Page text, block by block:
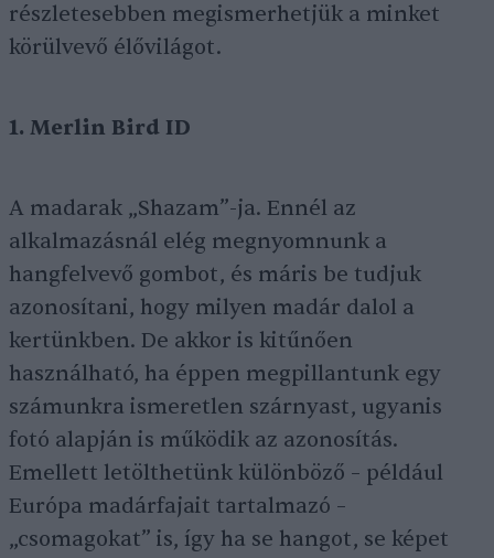
részletesebben megismerhetjük a minket
körülvevő élővilágot.
1. Merlin Bird ID
A madarak „Shazam”-ja. Ennél az
alkalmazásnál elég megnyomnunk a
hangfelvevő gombot, és máris be tudjuk
azonosítani, hogy milyen madár dalol a
kertünkben. De akkor is kitűnően
használható, ha éppen megpillantunk egy
számunkra ismeretlen szárnyast, ugyanis
fotó alapján is működik az azonosítás.
Emellett letölthetünk különböző – például
Európa madárfajait tartalmazó –
„csomagokat” is, így ha se hangot, se képet